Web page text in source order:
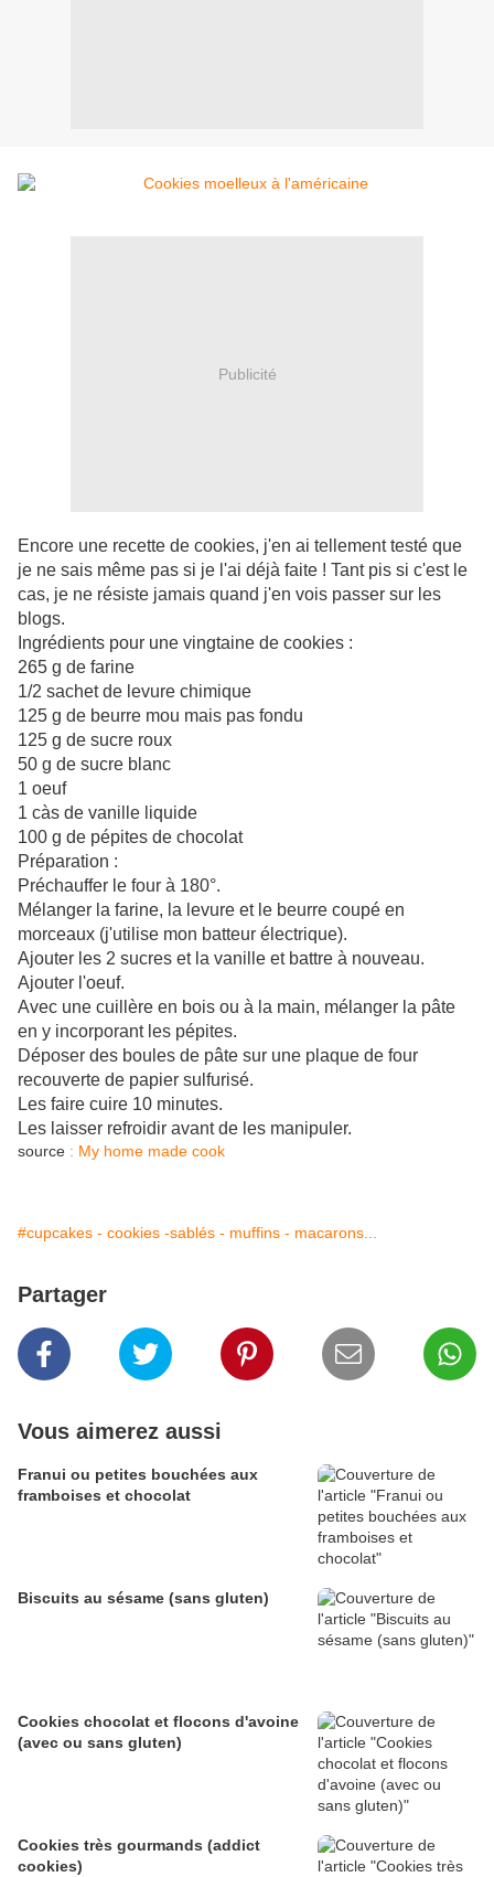
Publicité
Encore une recette de cookies, j'en ai tellement testé que
je ne sais même pas si je l'ai déjà faite ! Tant pis si c'est le
cas, je ne résiste jamais quand j'en vois passer sur les
blogs.
Ingrédients pour une vingtaine de cookies :
265 g de farine
1/2 sachet de levure chimique
125 g de beurre mou mais pas fondu
125 g de sucre roux
50 g de sucre blanc
1 oeuf
1 càs de vanille liquide
100 g de pépites de chocolat
Préparation :
Préchauffer le four à 180°.
Mélanger la farine, la levure et le beurre coupé en
morceaux (j'utilise mon batteur électrique).
Ajouter les 2 sucres et la vanille et battre à nouveau.
Ajouter l'oeuf.
Avec une cuillère en bois ou à la main, mélanger la pâte
en y incorporant les pépites.
Déposer des boules de pâte sur une plaque de four
recouverte de papier sulfurisé.
Les faire cuire 10 minutes.
Les laisser refroidir avant de les manipuler.
source : My home made cook
#cupcakes - cookies -sablés - muffins - macarons...
Partager
Vous aimerez aussi
Franui ou petites bouchées aux
framboises et chocolat
Biscuits au sésame (sans gluten)
Cookies chocolat et flocons d'avoine
(avec ou sans gluten)
Cookies très gourmands (addict
cookies)